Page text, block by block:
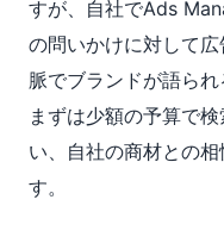
すが、自社でAds
の問いかけに対して
脈でブランドが語られ
まずは少額の予算で
い、自社の商材との
す。